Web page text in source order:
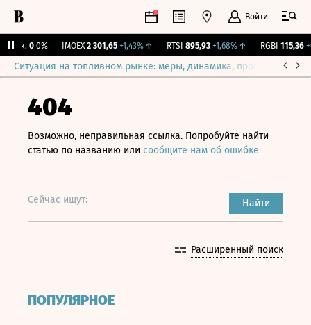
Войти
0 0% IMOEX 2 301,65 +1,43%↑ RTSI 895,93 +1,68% ↑ RGBI 115,36
Ситуация на топливном рынке: меры, динамика, прогнозы
404
Возможно, неправильная ссылка. Попробуйте найти
статью по названию или сообщите нам об ошибке
Сейчас ищут: Найти
Расширенный поиск
ПОПУЛЯРНОЕ